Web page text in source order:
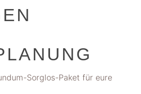
Sorglos-Paket für eure